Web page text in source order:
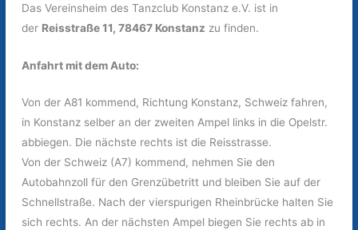
Das Vereinsheim des Tanzclub Konstanz e.V. ist in
der Reisstraße 11, 78467 Konstanz zu finden.
Anfahrt mit dem Auto:
Von der A81 kommend, Richtung Konstanz, Schweiz fahren,
in Konstanz selber an der zweiten Ampel links in die Opelstr.
abbiegen. Die nächste rechts ist die Reisstrasse.
Von der Schweiz (A7) kommend, nehmen Sie den
Autobahnzoll für den Grenzübetritt und bleiben Sie auf der
Schnellstraße. Nach der vierspurigen Rheinbrücke halten Sie
sich rechts. An der nächsten Ampel biegen Sie rechts ab in